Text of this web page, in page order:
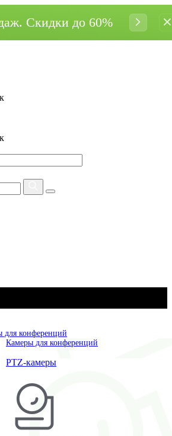
Cкидки до 60%
для конференций
Камеры для конференций
PTZ-камеры